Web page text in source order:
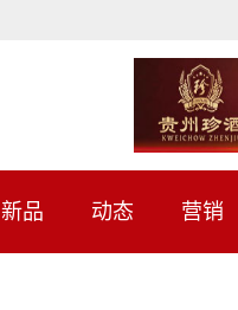
新品 动态 营销